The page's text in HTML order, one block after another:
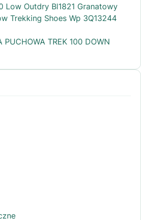
Low Outdry Bl1821 Granatowy
Trekking Shoes Wp 3Q13244
PUCHOWA TREK 100 DOWN